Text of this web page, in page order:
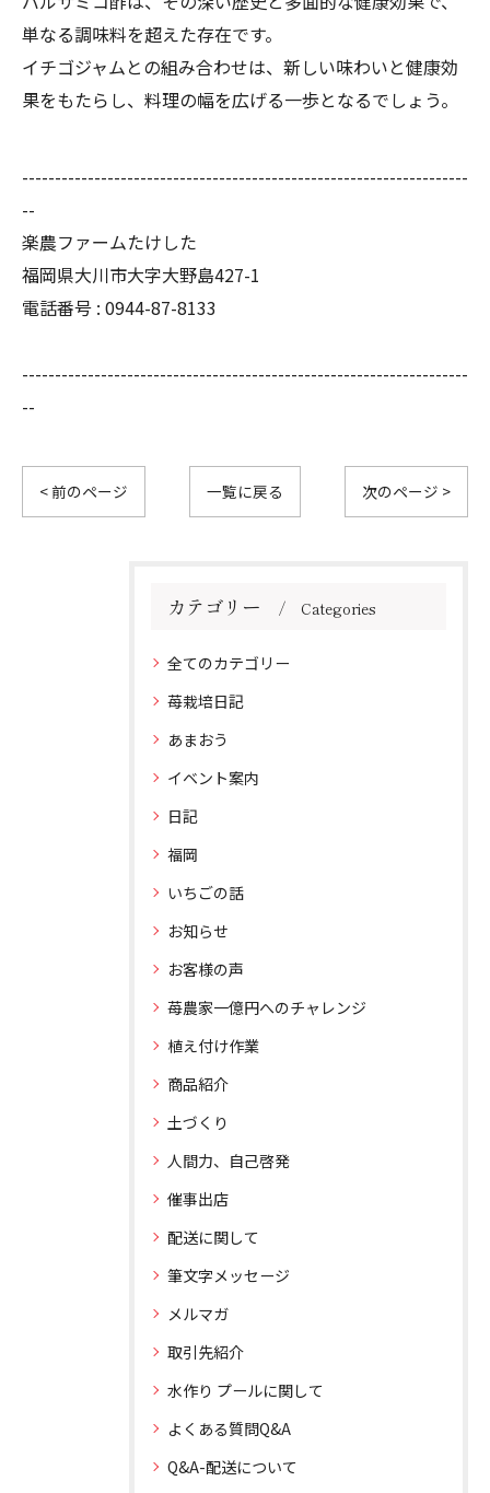
単なる調味料を超えた存在です。
イチゴジャムとの組み合わせは、新しい味わいと健康効
果をもたらし、料理の幅を広げる一歩となるでしょう。
--------------------------------------------------------------------
--
楽農ファームたけした
福岡県大川市大字大野島427-1
電話番号 : 0944-87-8133
--------------------------------------------------------------------
--
< 前のページ 一覧に戻る 次のページ >
カテゴリー Categories
全てのカテゴリー
苺栽培日記
あまおう
イベント案内
日記
福岡
いちごの話
お知らせ
お客様の声
苺農家一億円へのチャレンジ
植え付け作業
商品紹介
土づくり
人間力、自己啓発
催事出店
配送に関して
筆文字メッセージ
メルマガ
取引先紹介
水作り プールに関して
よくある質問Q&A
Q&A-配送について